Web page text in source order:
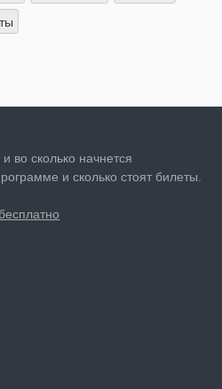
во сколько начнется
и сколько стоят билеты.